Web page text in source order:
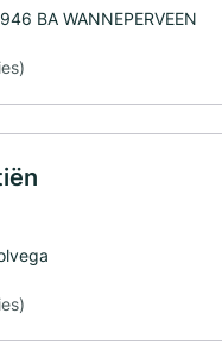
BA WANNEPERVEEN